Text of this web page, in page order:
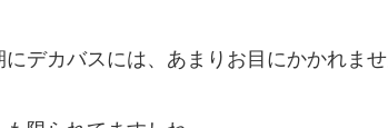
デカバスには、あまりお目にかかれま